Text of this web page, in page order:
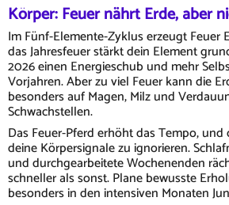
Körper: Feuer nährt Erde, aber
Im Fünf-Elemente-Zyklus erzeugt Feuer
das Jahresfeuer stärkt dein Element
2026 einen Energieschub und mehr
Vorjahren. Aber zu viel Feuer kann die
besonders auf Magen, Milz und
Schwachstellen.
Das Feuer-Pferd erhöht das Tempo,
deine Körpersignale zu ignorieren.
und durchgearbeitete Wochenenden
schneller als sonst. Plane bewusste
besonders in den intensiven Monaten